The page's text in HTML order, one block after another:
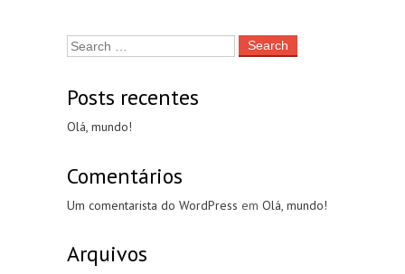
Search
for:
Posts recentes
Olá, mundo!
Comentários
Um comentarista do WordPress em Olá, mundo!
Arquivos